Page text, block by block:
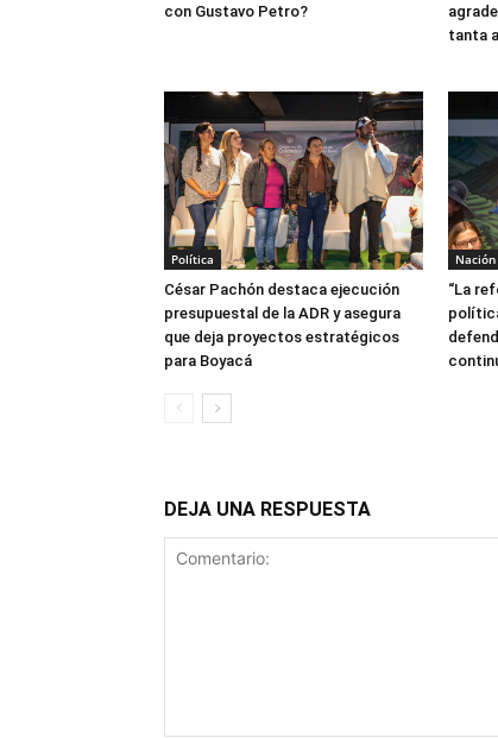
con Gustavo Petro?
tanta
Política
César Pachón destaca ejecución
presupuestal de la ADR y asegura
que deja proyectos estratégicos
para Boyacá
Nación
“La
DEJA UNA RESPUESTA